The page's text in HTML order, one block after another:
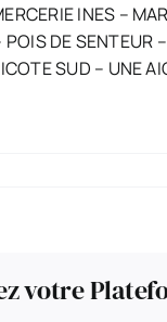
INES –
DE
SUD – UNE
votre